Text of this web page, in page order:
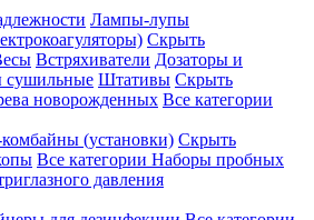
Лампы-лупы
Скрыть
Встряхиватели Дозаторы и
Штативы Скрыть
новорожденных Все категории
(установки) Скрыть
Все категории Наборы пробных
давления